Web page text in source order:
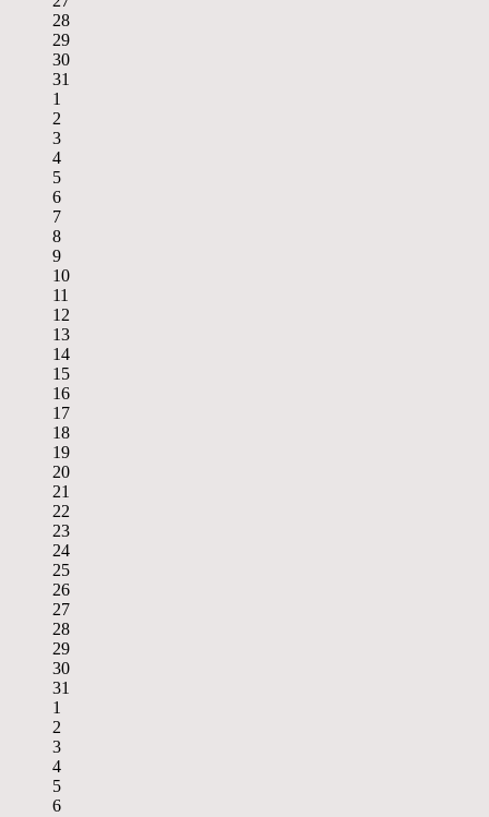
28
29
30
31
1
2
3
4
5
6
7
8
9
10
11
12
13
14
15
16
17
18
19
20
21
22
23
24
25
26
27
28
29
30
31
1
2
3
4
5
6